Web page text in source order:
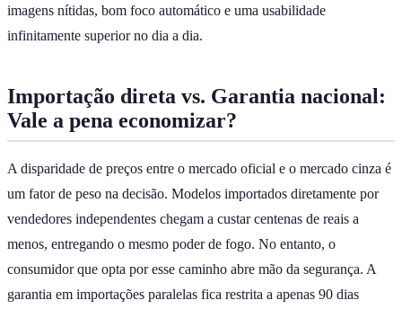
imagens nítidas, bom foco automático e uma usabilidade
infinitamente superior no dia a dia.
Importação direta vs. Garantia nacional:
Vale a pena economizar?
A disparidade de preços entre o mercado oficial e o mercado cinza é
um fator de peso na decisão. Modelos importados diretamente por
vendedores independentes chegam a custar centenas de reais a
menos, entregando o mesmo poder de fogo. No entanto, o
consumidor que opta por esse caminho abre mão da segurança. A
garantia em importações paralelas fica restrita a apenas 90 dias